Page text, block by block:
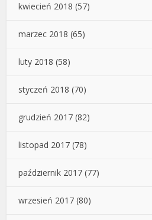
kwiecień 2018 (57)
marzec 2018 (65)
luty 2018 (58)
styczeń 2018 (70)
grudzień 2017 (82)
listopad 2017 (78)
październik 2017 (77)
wrzesień 2017 (80)